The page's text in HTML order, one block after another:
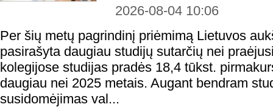
2026-08-04 10:06
Per šių metų pagrindinį priėmimą Lietuvos
pasirašyta daugiau studijų sutarčių nei
kolegijose studijas pradės 18,4 tūkst.
daugiau nei 2025 metais. Augant bendram
susidomėjimas val...